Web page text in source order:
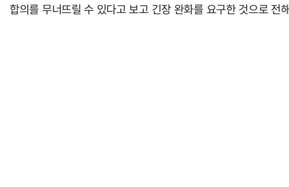
합의를 무너뜨릴 수 있다고 보고 긴장 완화를 요구한 것으로 전